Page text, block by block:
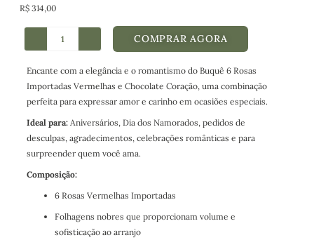
R$314,00
COMPRAR AGORA
Encante com a elegância e o romantismo do Buquê 6 Rosas
Importadas Vermelhas e Chocolate Coração, uma combinação
perfeita para expressar amor e carinho em ocasiões especiais.
Ideal para: Aniversários, Dia dos Namorados, pedidos de
desculpas, agradecimentos, celebrações românticas e para
surpreender quem você ama.
Composição:
6 Rosas Vermelhas Importadas​
Folhagens nobres que proporcionam volume e
sofisticação ao arranjo​